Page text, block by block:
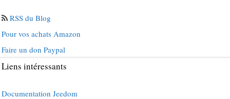
RSS du Blog
Pour vos achats Amazon
Faire un don Paypal
Liens intéressants
Documentation Jeedom